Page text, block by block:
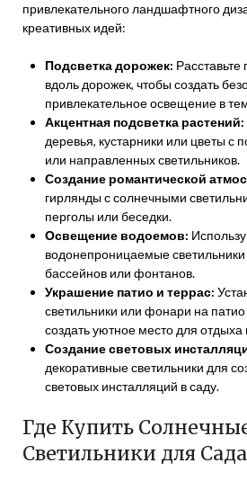
привлекательного ландшафтного
креативных идей:
Подсветка дорожек: Расставьте
вдоль дорожек, чтобы создать
привлекательное освещение в
Акцентная подсветка растений:
деревья, кустарники или цветы
или направленных светильников.
Создание романтической
гирлянды с солнечными
перголы или беседки.
Освещение водоемов:
водонепроницаемые светильники
бассейнов или фонтанов.
Украшение патио и террас:
светильники или фонари на
создать уютное место для отдыха
Создание световых
декоративные светильники для
световых инсталляций в саду.
Где Купить
Светильники для Сада